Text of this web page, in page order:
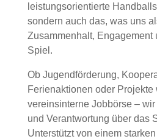
leistungsorientierte
sondern auch das, was uns
Zusammenhalt, Engagement
Spiel.
Ob Jugendförderung,
Ferienaktionen oder Projekte
vereinsinterne Jobbörse –
und Verantwortung über das
Unterstützt von einem